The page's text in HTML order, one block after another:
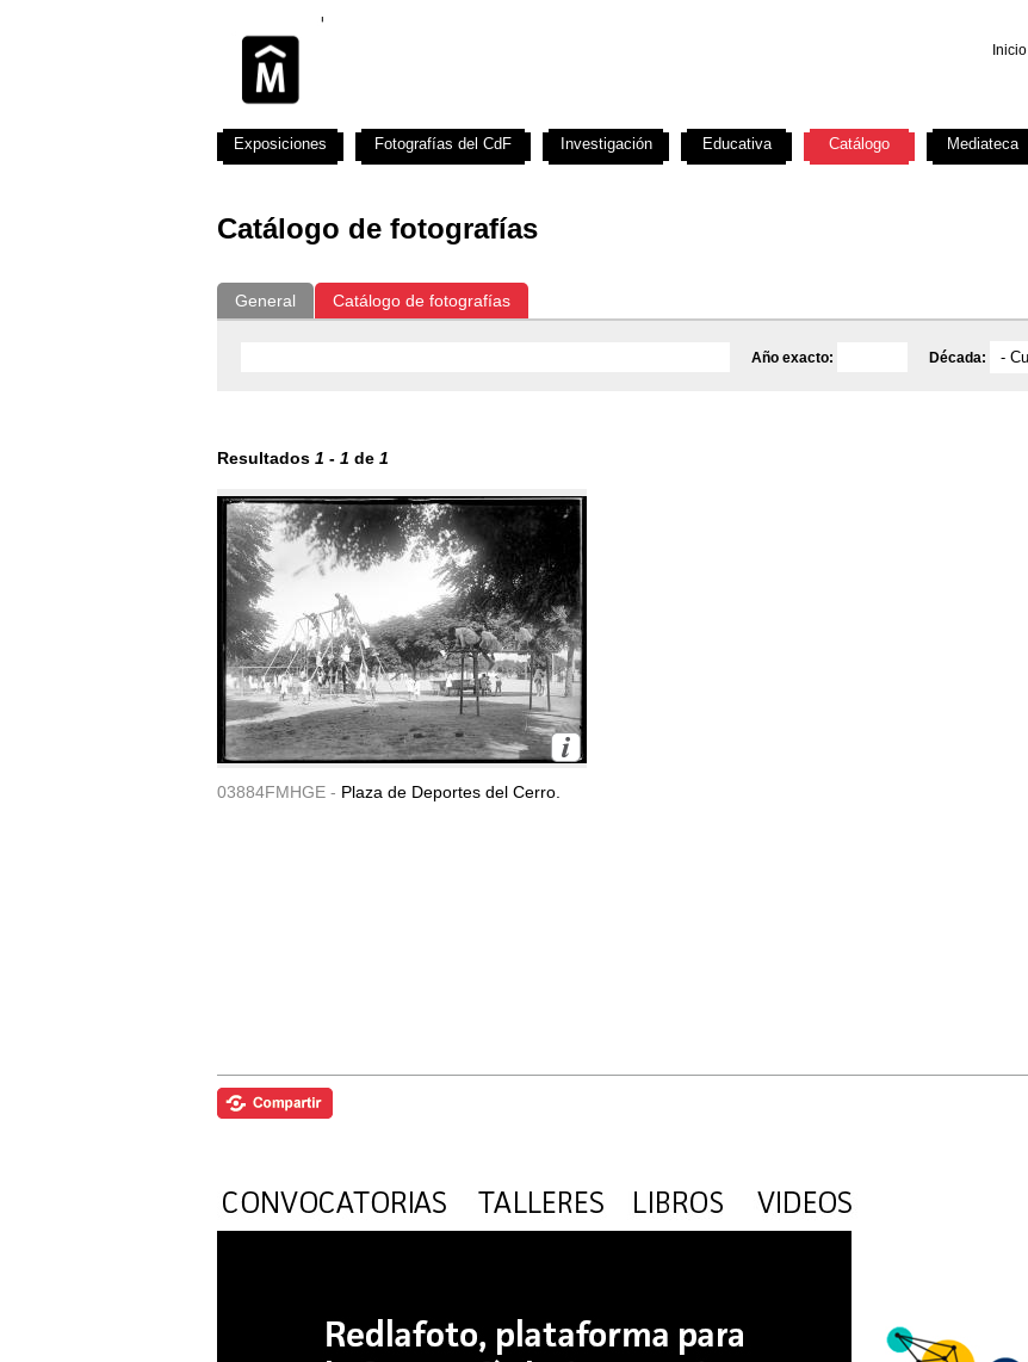
Inicio
Catálogo de fotografías
General Catálogo de fotografías
Año exacto: Década:
Resultados 1 - 1 de 1
03884FMHGE - Plaza de Deportes del Cerro.
Exposiciones Fotografías del CdF Investigación Educativa Catálogo Mediateca